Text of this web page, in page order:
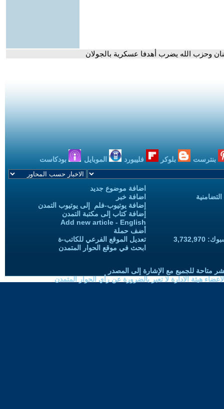
وحزب الله يضرب أهدفا عسكرية بالجولان
بنترست بلوكر فليبورد الموبايل بودكاست
اضافة موضوع جديد
اضافة خبر
إضافة يوتيوب-فلم إلى يوتيوب التمدن
إضافة كتاب إلى مكتبة التمدن
Add new article - English
أضف حملة
تعديل الموقع الفرعي للكاتب-ة
ابحث في موقع الحوار المتمدن
متاحة للجميع مع الإشارة إلى المصدر
هيئة الادارة لا تعبر بالضرورة عن رأي الحوار المتمدن